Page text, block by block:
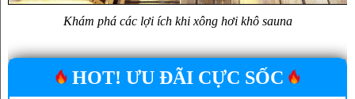
Khám phá các lợi ích khi xông hơi khô sauna
HOT! ƯU ĐÃI CỰC SỐC